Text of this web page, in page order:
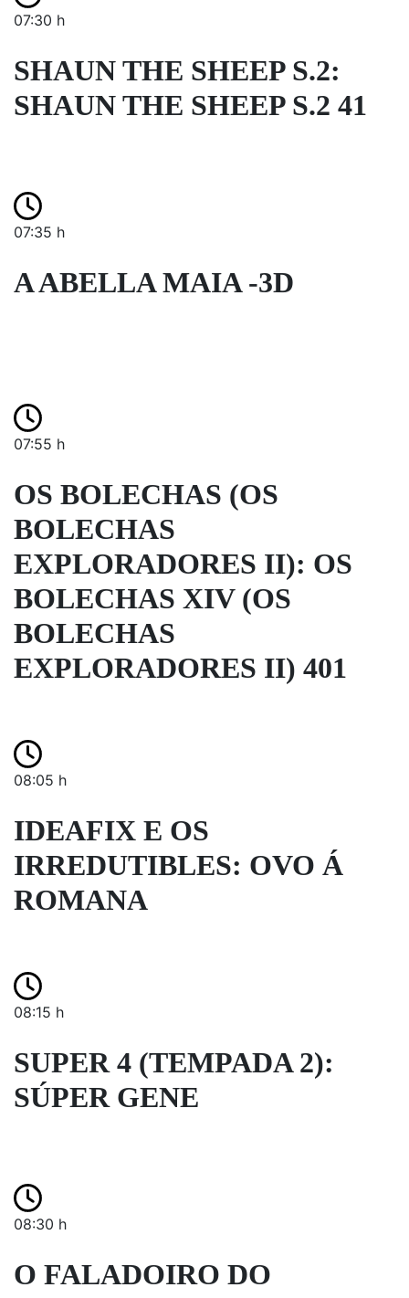
07:30 h
SHAUN THE SHEEP S.2:
SHAUN THE SHEEP S.2 41
07:35 h
A ABELLA MAIA -3D
07:55 h
OS BOLECHAS (OS
BOLECHAS
EXPLORADORES II): OS
BOLECHAS XIV (OS
BOLECHAS
EXPLORADORES II) 401
08:05 h
IDEAFIX E OS
IRREDUTIBLES: OVO Á
ROMANA
08:15 h
SUPER 4 (TEMPADA 2):
SÚPER GENE
08:30 h
O FALADOIRO DO